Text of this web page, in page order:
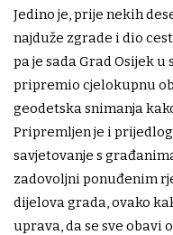
Jedino je, prije nekih
najduže zgrade i dio
pa je sada Grad Osijek
pripremio cjelokupnu
geodetska snimanja
Pripremljen je i
savjetovanje s
zadovoljni ponuđenim
dijelova grada, ovako
uprava, da se sve obavi